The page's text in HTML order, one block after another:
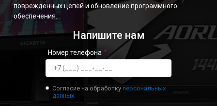
поврежденных цепей и обновление программного
обеспечения.
Напишите нам
Номер телефона
Согласие на обработку персональных
данных.